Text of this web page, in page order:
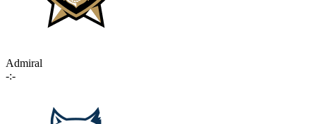
Admiral
-:-